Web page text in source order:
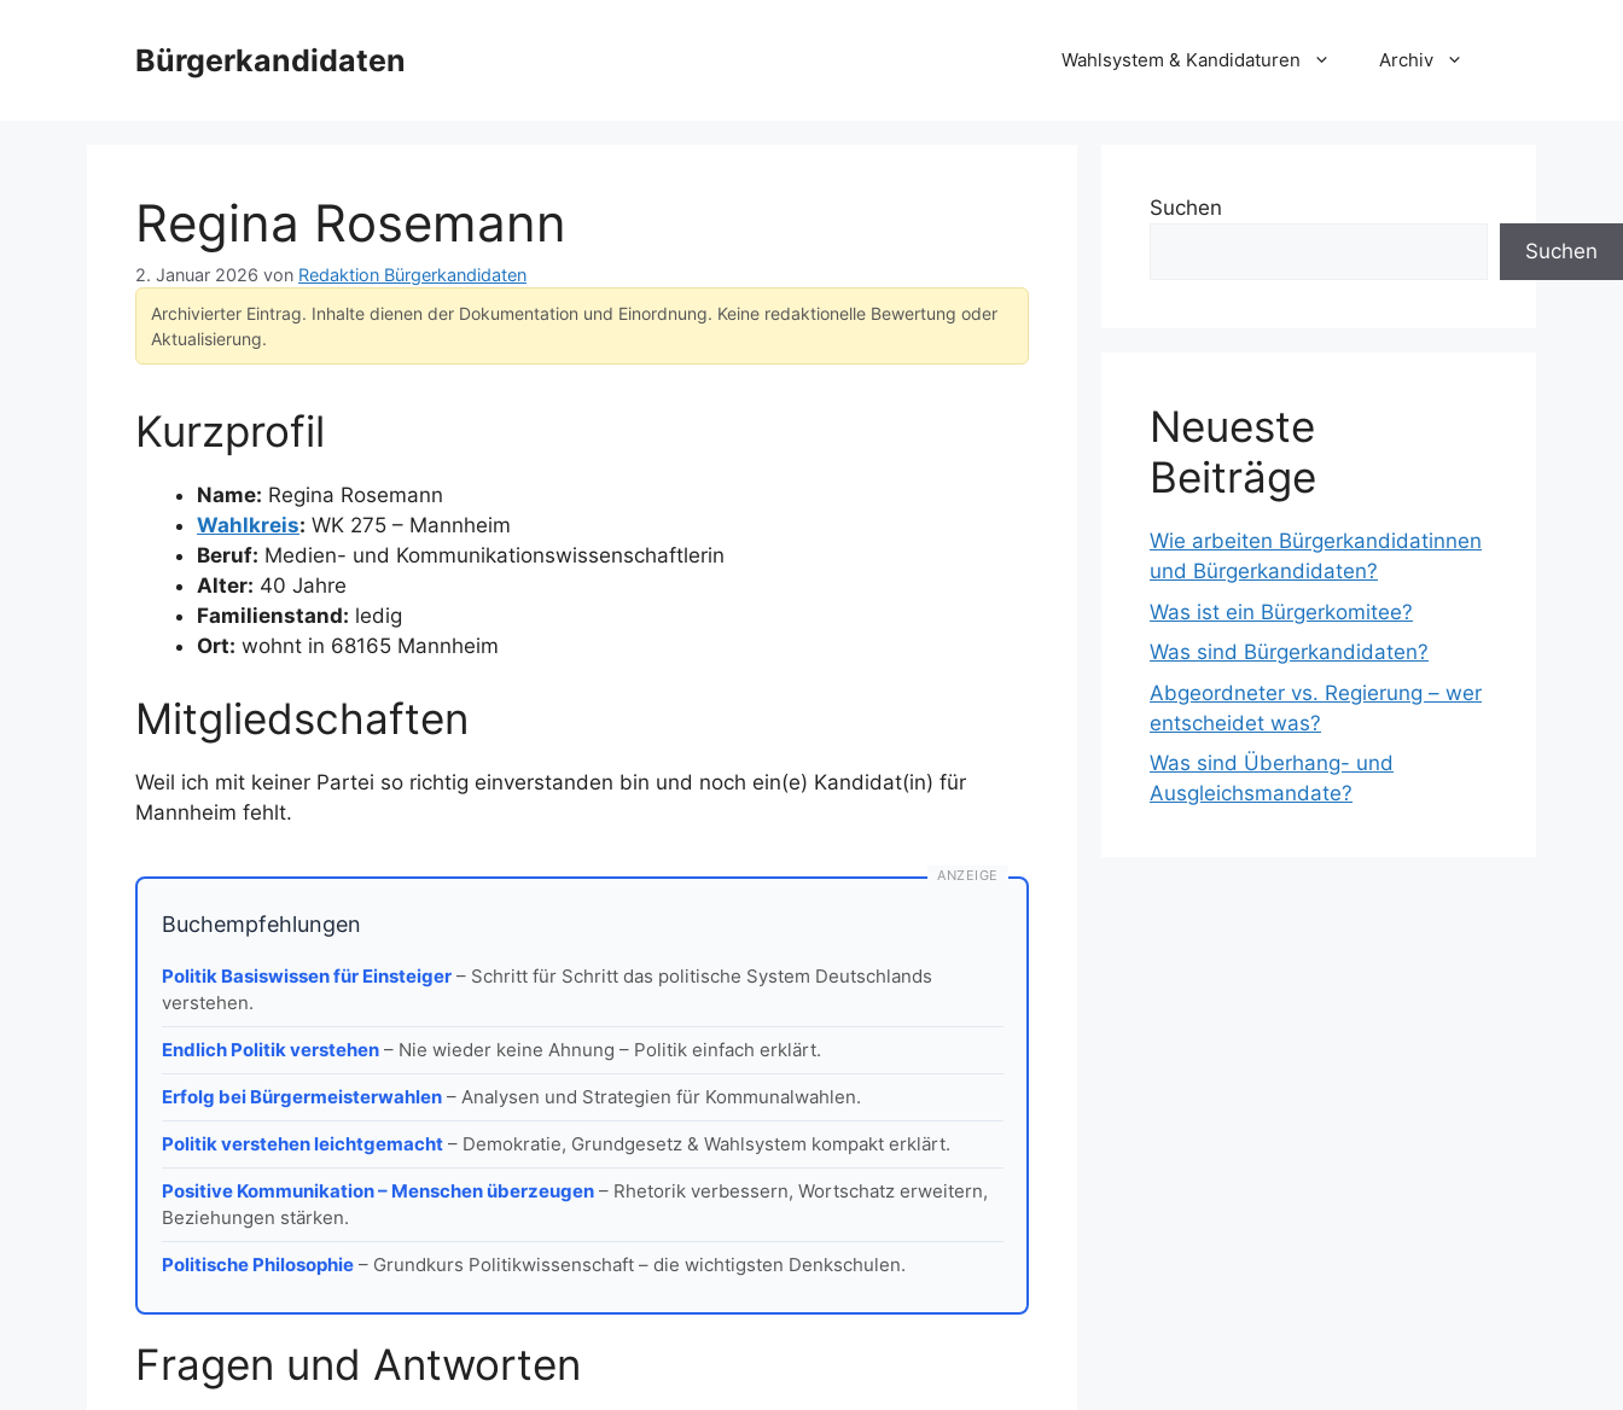
Bürgerkandidaten Wahlsystem & Kandidaturen Archiv
Regina Rosemann
2. Januar 2026 von Redaktion Bürgerkandidaten
Archivierter Eintrag. Inhalte dienen der Dokumentation und Einordnung. Keine redaktionelle Bewertung oder
Aktualisierung.
Kurzprofil
Name: Regina Rosemann
Wahlkreis: WK 275 – Mannheim
Beruf: Medien- und Kommunikationswissenschaftlerin
Alter: 40 Jahre
Familienstand: ledig
Ort: wohnt in 68165 Mannheim
Mitgliedschaften
Weil ich mit keiner Partei so richtig einverstanden bin und noch ein(e) Kandidat(in) für
Mannheim fehlt.
ANZEIGE
Buchempfehlungen
Politik Basiswissen für Einsteiger– Schritt für Schritt das politische System Deutschlands
verstehen.
Endlich Politik verstehen– Nie wieder keine Ahnung – Politik einfach erklärt.
Erfolg bei Bürgermeisterwahlen– Analysen und Strategien für Kommunalwahlen.
Politik verstehen leichtgemacht– Demokratie, Grundgesetz & Wahlsystem kompakt erklärt.
Positive Kommunikation – Menschen überzeugen– Rhetorik verbessern, Wortschatz erweitern,
Beziehungen stärken.
Politische Philosophie– Grundkurs Politikwissenschaft – die wichtigsten Denkschulen.
Fragen und Antworten
Suchen
Suchen
Neueste
Beiträge
Wie arbeiten Bürgerkandidatinnen
und Bürgerkandidaten?
Was ist ein Bürgerkomitee?
Was sind Bürgerkandidaten?
Abgeordneter vs. Regierung – wer
entscheidet was?
Was sind Überhang- und
Ausgleichsmandate?